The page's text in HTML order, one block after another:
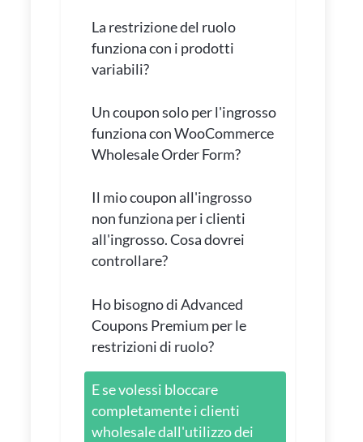
La restrizione del ruolo
funziona con i prodotti
variabili?
Un coupon solo per l'ingrosso
funziona con WooCommerce
Wholesale Order Form?
Il mio coupon all'ingrosso
non funziona per i clienti
all'ingrosso. Cosa dovrei
controllare?
Ho bisogno di Advanced
Coupons Premium per le
restrizioni di ruolo?
E se volessi bloccare
completamente i clienti
wholesale dall'utilizzo dei